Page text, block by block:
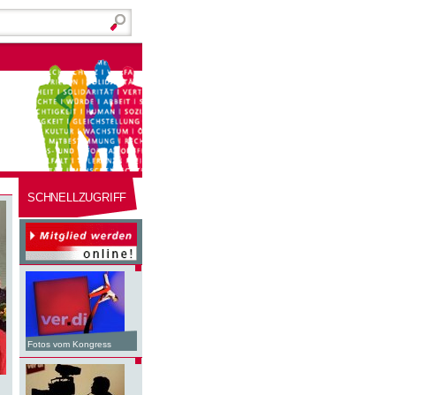
SCHNELLZUGRIFF
Fotos vom Kongress